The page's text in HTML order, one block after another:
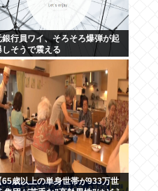
銀行員ワイ、そろそろ爆弾が起
しそうで震える
65歳以上の単身世帯が933万世